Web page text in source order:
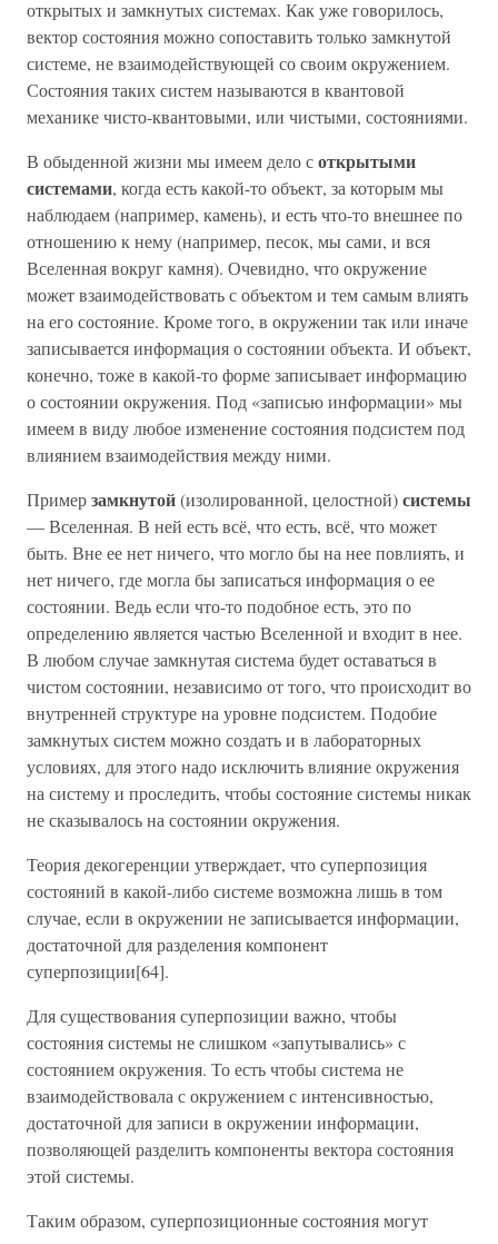
открытых и замкнутых системах. Как уже говорилось,
вектор состояния можно сопоставить только замкнутой
системе, не взаимодействующей со своим окружением.
Состояния таких систем называются в квантовой
механике чисто-квантовыми, или чистыми, состояниями.
В обыденной жизни мы имеем дело соткрытыми
системами, когда есть какой-то объект, за которым мы
наблюдаем (например, камень), и есть что-то внешнее по
отношению к нему (например, песок, мы сами, и вся
Вселенная вокруг камня). Очевидно, что окружение
может взаимодействовать с объектом и тем самым влиять
на его состояние. Кроме того, в окружении так или иначе
записывается информация о состоянии объекта. И объект,
конечно, тоже в какой-то форме записывает информацию
о состоянии окружения. Под «записью информации» мы
имеем в виду любое изменение состояния подсистем под
влиянием взаимодействия между ними.
Примерзамкнутой(изолированной, целостной)системы
— Вселенная. В ней есть всё, что есть, всё, что может
быть. Вне ее нет ничего, что могло бы на нее повлиять, и
нет ничего, где могла бы записаться информация о ее
состоянии. Ведь если что-то подобное есть, это по
определению является частью Вселенной и входит в нее.
В любом случае замкнутая система будет оставаться в
чистом состоянии, независимо от того, что происходит во
внутренней структуре на уровне подсистем. Подобие
замкнутых систем можно создать и в лабораторных
условиях, для этого надо исключить влияние окружения
на систему и проследить, чтобы состояние системы никак
не сказывалось на состоянии окружения.
Теория декогеренции утверждает, что суперпозиция
состояний в какой-либо системе возможна лишь в том
случае, если в окружении не записывается информации,
достаточной для разделения компонент
суперпозиции[64].
Для существования суперпозиции важно, чтобы
состояния системы не слишком «запутывались» с
состоянием окружения. То есть чтобы система не
взаимодействовала с окружением с интенсивностью,
достаточной для записи в окружении информации,
позволяющей разделить компоненты вектора состояния
этой системы.
Таким образом, суперпозиционные состояния могут